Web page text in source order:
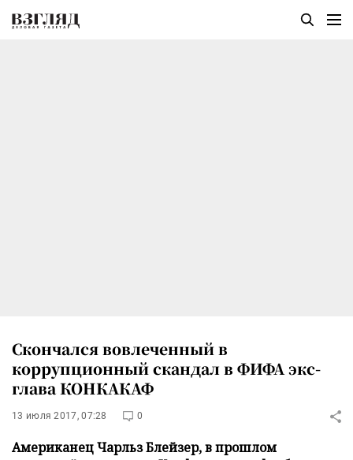
Скончался вовлеченный в
коррупционный скандал в ФИФА экс-
глава КОНКАКАФ
13 июля 2017, 07:28 0
Американец Чарльз Блейзер, в прошлом